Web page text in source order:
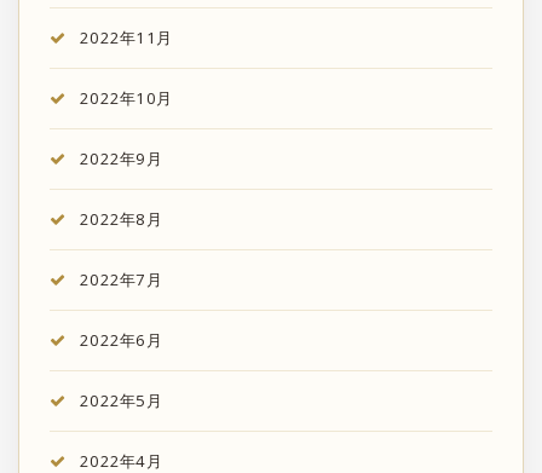
2022年11月
2022年10月
2022年9月
2022年8月
2022年7月
2022年6月
2022年5月
2022年4月